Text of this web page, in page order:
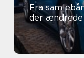
Fra
der